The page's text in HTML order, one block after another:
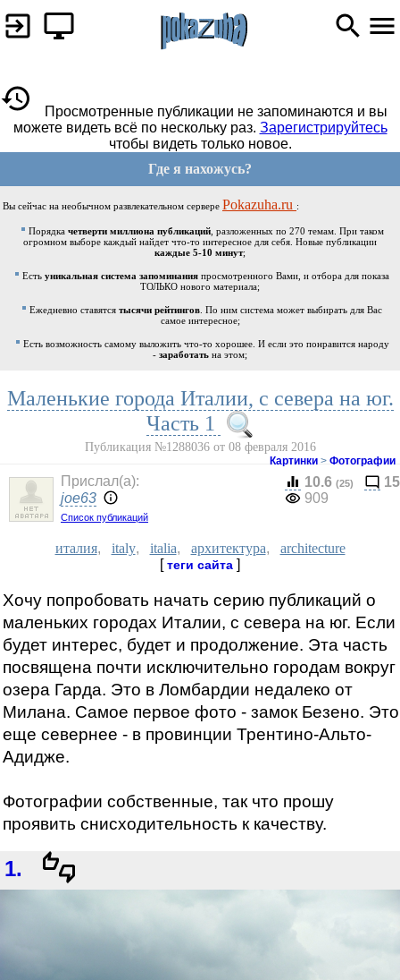
Просмотренные публикации не запоминаются и вы
можете видеть всё по нескольку раз. Зарегистрируйтесь
чтобы видеть только новое.
Где я нахожусь?
Вы сейчас на необычном развлекательном сервере Pokazuha.ru :
Порядка четверти миллиона публикаций, разложенных по 270 темам. При таком
огромном выборе каждый найдет что-то интересное для себя. Новые публикации
каждые 5-10 минут;
Есть уникальная система запоминания просмотренного Вами, и отбора для показа
ТОЛЬКО нового материала;
Ежедневно ставятся тысячи рейтингов . По ним система может выбирать для Вас
самое интересное;
Есть возможность самому выложить что-то хорошее. И если это понравится народу
- заработать на этом;
Маленькие города Италии, с севера на юг.
Часть 1
Публикация №1288036 от 08 февраля 2016
Картинки > Фотографии
Прислал(a):
joe63
Список публикаций
10.6 (25)
15
909
италия, italy, italia, архитектура, architecture
[теги сайта ]
Хочу попробовать начать серию публикаций о
маленьких городах Италии, с севера на юг. Если
будет интерес, будет и продолжение. Эта часть
посвящена почти исключительно городам вокруг
озера Гарда. Это в Ломбардии недалеко от
Милана. Самое первое фото - замок Безено. Это
еще севернее - в провинции Трентино-Альто-
Адидже.
Фотографии собственные, так что прошу
проявить снисходительность к качеству.
1.